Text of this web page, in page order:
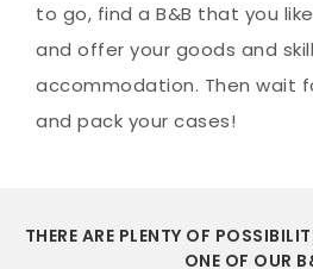
to go, find a B&B that you
and offer your goods and
accommodation. Then wait
and pack your cases!
THERE ARE PLENTY OF
ONE OF OUR